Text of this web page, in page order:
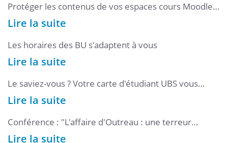
Protéger les contenus de vos espaces cours Moodle
avec une clé d'inscription
Lire la suite
Les horaires des BU s'adaptent à vous
Lire la suite
Le saviez-vous ? Votre carte d'étudiant UBS vous
permet de vous inscrire gratuitement dans les
médiathèques partenaires
Lire la suite
Conférence : "L'affaire d'Outreau : une terreur
judiciaire !"
Lire la suite